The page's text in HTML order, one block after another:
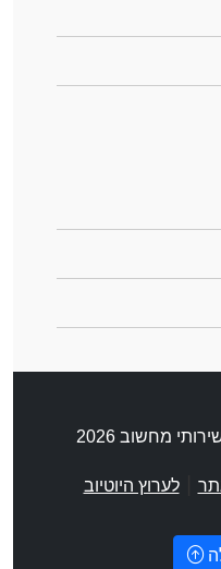
מחשוב 2026
|לערוץ היוטיוב